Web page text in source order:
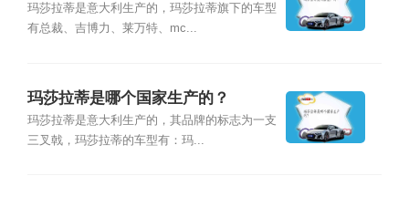
玛莎拉蒂是意大利生产的，玛莎拉蒂旗下的车型
有总裁、吉博力、莱万特、mc...
玛莎拉蒂是哪个国家生产的？
玛莎拉蒂是意大利生产的，其品牌的标志为一支
三叉戟，玛莎拉蒂的车型有：玛...